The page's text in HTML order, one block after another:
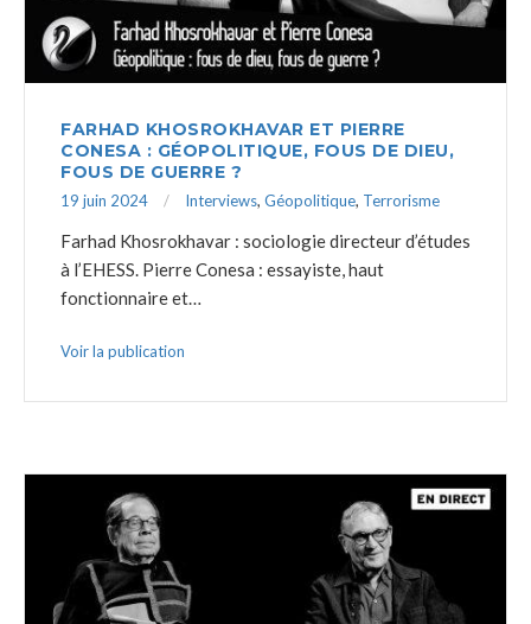
FARHAD KHOSROKHAVAR ET PIERRE
CONESA : GÉOPOLITIQUE, FOUS DE DIEU,
FOUS DE GUERRE ?
19 juin 2024 Interviews, Géopolitique, Terrorisme
Farhad Khosrokhavar : sociologie directeur d’études
à l’EHESS. Pierre Conesa : essayiste, haut
fonctionnaire et…
Voir la publication